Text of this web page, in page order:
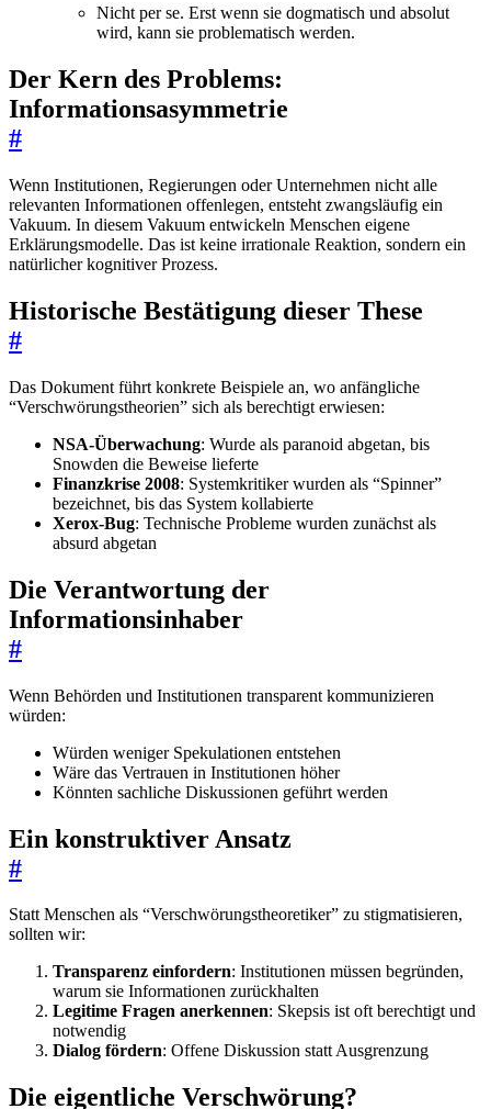
Nicht per se. Erst wenn sie dogmatisch und absolut
wird, kann sie problematisch werden.
Der Kern des Problems:
Informationsasymmetrie
#
Wenn Institutionen, Regierungen oder Unternehmen nicht alle
relevanten Informationen offenlegen, entsteht zwangsläufig ein
Vakuum. In diesem Vakuum entwickeln Menschen eigene
Erklärungsmodelle. Das ist keine irrationale Reaktion, sondern ein
natürlicher kognitiver Prozess.
Historische Bestätigung dieser These
#
Das Dokument führt konkrete Beispiele an, wo anfängliche
“Verschwörungstheorien” sich als berechtigt erwiesen:
NSA-Überwachung: Wurde als paranoid abgetan, bis
Snowden die Beweise lieferte
Finanzkrise 2008: Systemkritiker wurden als “Spinner”
bezeichnet, bis das System kollabierte
Xerox-Bug: Technische Probleme wurden zunächst als
absurd abgetan
Die Verantwortung der
Informationsinhaber
#
Wenn Behörden und Institutionen transparent kommunizieren
würden:
Würden weniger Spekulationen entstehen
Wäre das Vertrauen in Institutionen höher
Könnten sachliche Diskussionen geführt werden
Ein konstruktiver Ansatz
#
Statt Menschen als “Verschwörungstheoretiker” zu stigmatisieren,
sollten wir:
Transparenz einfordern: Institutionen müssen begründen,
warum sie Informationen zurückhalten
Legitime Fragen anerkennen: Skepsis ist oft berechtigt und
notwendig
Dialog fördern: Offene Diskussion statt Ausgrenzung
Die eigentliche Verschwörung?